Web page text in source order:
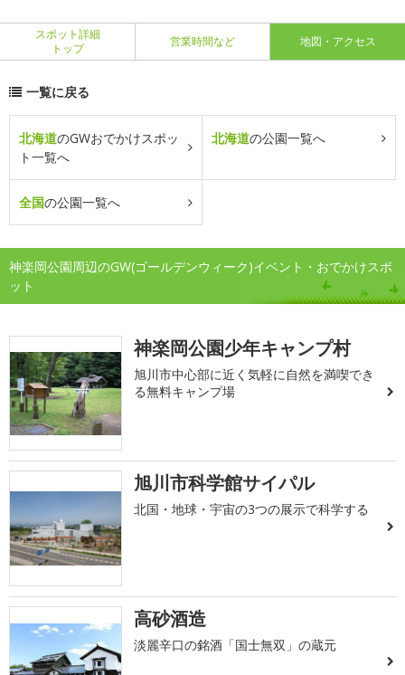
スポット詳細
トップ
営業時間など 地図・アクセス
一覧に戻る
北海道のGWおでかけスポッ
ト一覧へ
北海道の公園一覧へ
全国の公園一覧へ
神楽岡公園周辺のGW(ゴールデンウィーク)イベント・おでかけスポ
ット
神楽岡公園少年キャンプ村
旭川市中心部に近く気軽に自然を満喫でき
る無料キャンプ場
旭川市科学館サイパル
北国・地球・宇宙の3つの展示で科学する
高砂酒造
淡麗辛口の銘酒「国士無双」の蔵元